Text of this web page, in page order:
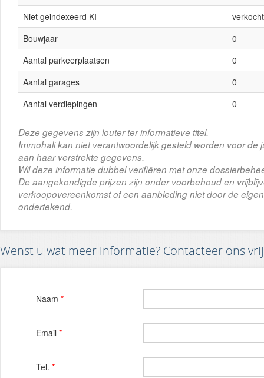
Niet geindexeerd KI
verkocht
Bouwjaar
0
Aantal parkeerplaatsen
0
Aantal garages
0
Aantal verdiepingen
0
Deze gegevens zijn louter ter informatieve titel.
Immohali kan niet verantwoordelijk gesteld worden voor de
aan haar verstrekte gegevens.
Wil deze informatie dubbel verifiëren met onze
De aangekondigde prijzen zijn onder voorbehoud en
verkoopovereenkomst of een aanbieding niet door de
ondertekend.
Wenst u wat meer informatie? Contacteer ons
Naam *
Email *
Tel. *